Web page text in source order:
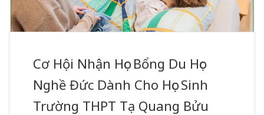
Cơ Hội Nhận Học Bổng Du Học
Nghề Đức Dành Cho Học Sinh
Trường THPT Tạ Quang Bửu